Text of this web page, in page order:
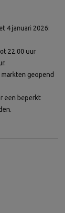
4 januari 2026:
22.00 uur
geopend
een beperkt